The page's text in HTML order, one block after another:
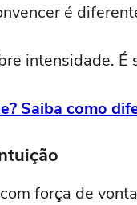
é
intensidade. É
Saiba como
força de